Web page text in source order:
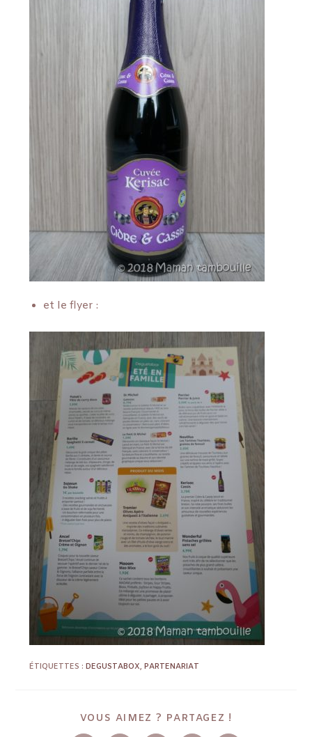
et le flyer :
ÉTIQUETTES :DEGUSTABOX, PARTENARIAT
VOUS AIMEZ ? PARTAGEZ !